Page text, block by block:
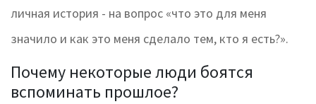
личная история - на вопрос «что это для меня
значило и как это меня сделало тем, кто я есть?».
Почему некоторые люди боятся
вспоминать прошлое?